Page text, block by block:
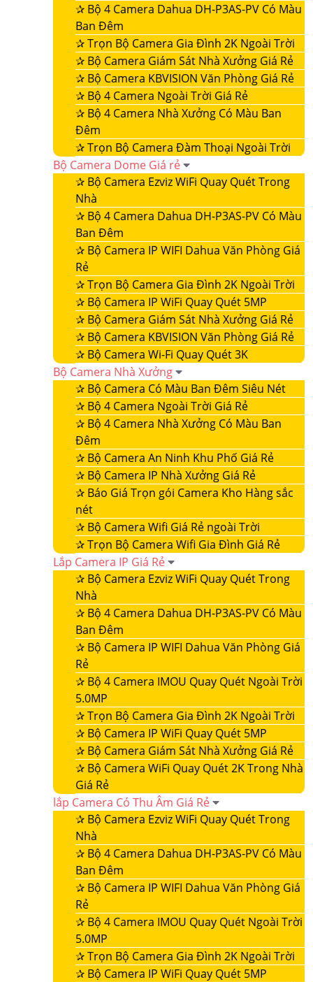
✰ Bộ 4 Camera Dahua DH-P3AS-PV Có Màu
Ban Đêm
✰Trọn Bộ Camera Gia Đình 2K Ngoài Trời
✰ Bộ Camera Giám Sát Nhà Xưởng Giá Rẻ
✰ Bộ Camera KBVISION Văn Phòng Giá Rẻ
✰ Bộ 4 Camera Ngoài Trời Giá Rẻ
✰ Bộ 4 Camera Nhà Xưởng Có Màu Ban
Đêm
✰Trọn Bộ Camera Đàm Thoại Ngoài Trời
Bộ Camera Dome Giá rẻ
✰ Bộ Camera Ezviz WiFi Quay Quét Trong
Nhà
✰ Bộ 4 Camera Dahua DH-P3AS-PV Có Màu
Ban Đêm
✰ Bộ Camera IP WIFI Dahua Văn Phòng Giá
Rẻ
✰Trọn Bộ Camera Gia Đình 2K Ngoài Trời
✰ Bộ Camera IP WiFi Quay Quét 5MP
✰ Bộ Camera Giám Sát Nhà Xưởng Giá Rẻ
✰ Bộ Camera KBVISION Văn Phòng Giá Rẻ
✰ Bộ Camera Wi-Fi Quay Quét 3K
Bộ Camera Nhà Xưởng
✰ Bộ Camera Có Màu Ban Đêm Siêu Nét
✰ Bộ 4 Camera Ngoài Trời Giá Rẻ
✰ Bộ 4 Camera Nhà Xưởng Có Màu Ban
Đêm
✰ Bộ Camera An Ninh Khu Phố Giá Rẻ
✰ Bộ Camera IP Nhà Xưởng Giá Rẻ
✰ Báo Giá Trọn gói Camera Kho Hàng sắc
nét
✰ Bộ Camera Wifi Giá Rẻ ngoài Trời
✰Trọn Bộ Camera Wifi Gia Đình Giá Rẻ
Lắp Camera IP Giá Rẻ
✰ Bộ Camera Ezviz WiFi Quay Quét Trong
Nhà
✰ Bộ 4 Camera Dahua DH-P3AS-PV Có Màu
Ban Đêm
✰ Bộ Camera IP WIFI Dahua Văn Phòng Giá
Rẻ
✰ Bộ 4 Camera IMOU Quay Quét Ngoài Trời
5.0MP
✰Trọn Bộ Camera Gia Đình 2K Ngoài Trời
✰ Bộ Camera IP WiFi Quay Quét 5MP
✰ Bộ Camera Giám Sát Nhà Xưởng Giá Rẻ
✰ Bộ Camera WiFi Quay Quét 2K Trong Nhà
Giá Rẻ
lắp Camera Có Thu Âm Giá Rẻ
✰ Bộ Camera Ezviz WiFi Quay Quét Trong
Nhà
✰ Bộ 4 Camera Dahua DH-P3AS-PV Có Màu
Ban Đêm
✰ Bộ Camera IP WIFI Dahua Văn Phòng Giá
Rẻ
✰ Bộ 4 Camera IMOU Quay Quét Ngoài Trời
5.0MP
✰Trọn Bộ Camera Gia Đình 2K Ngoài Trời
✰ Bộ Camera IP WiFi Quay Quét 5MP